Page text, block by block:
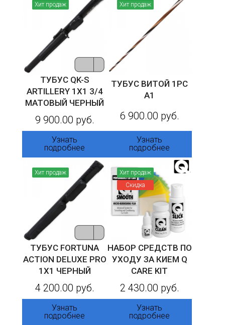
Хит продаж
ТУБУС QK-S
ARTILLERY 1X1 3/4
МАТОВЫЙ ЧЕРНЫЙ
9 900.00 руб.
Узнать
подробнее
Хит продаж
ТУБУС ВИТОЙ 1PC
А1
6 900.00 руб.
Узнать
подробнее
Хит продаж
ТУБУС FORTUNA
ACTION DELUXE PRO
1X1 ЧЕРНЫЙ
4 200.00 руб.
Узнать
подробнее
Хит продаж
Скидка
НАБОР СРЕДСТВ ПО
УХОДУ ЗА КИЕМ Q
CARE KIT
2 430.00 руб.
Узнать
подробнее